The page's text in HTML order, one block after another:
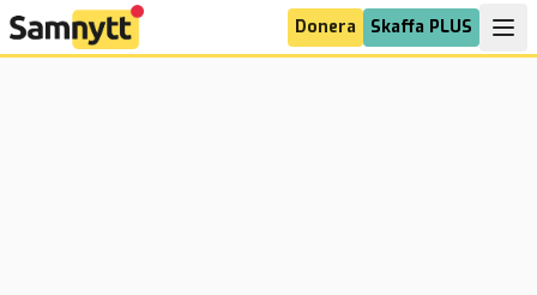
Donera Skaffa PLUS